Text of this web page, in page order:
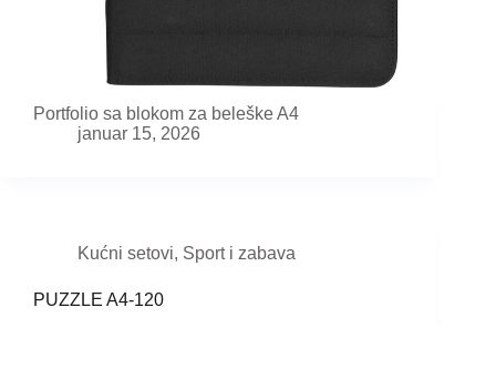
Portfolio sa blokom za beleške A4
januar 15, 2026
Kućni setovi, Sport i zabava
PUZZLE A4-120